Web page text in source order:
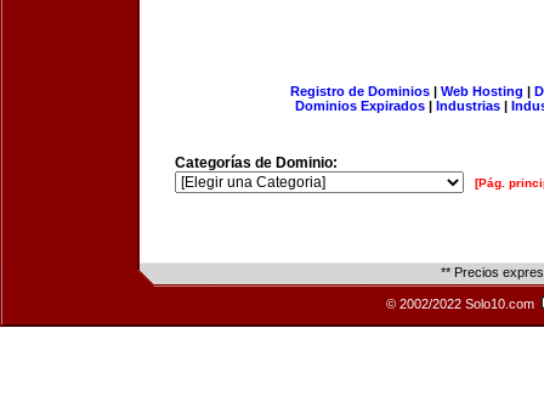
Registro de Dominios| Web Hosting |
Dominios Expirados | Industrias |
Categorías de Dominio:
[Pág.
** Precios
© 2002/2022 Solo10.com